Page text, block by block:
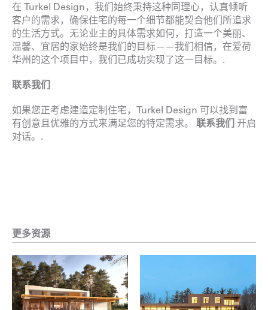
在 Turkel Design，我们始终秉持这种同理心，认真倾听
客户的需求，确保住宅的每一个细节都能契合他们所追求
的生活方式。无论业主的具体需求如何，打造一个美丽、
温馨、宜居的家始终是我们的目标——我们相信，在爱荷
华州的这个项目中，我们已成功实现了这一目标。.
联系我们
如果您正考虑建造定制住宅，Turkel Design 可以找到富
有创意且优雅的方式来满足您的特定需求。 联系我们 开启
对话。.
更多资源